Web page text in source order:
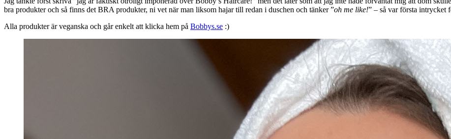
bra produkter och så finns det BRA produkter, ni vet när man liksom hajar till redan i duschen och tänker ”oh me like!” – så var första intrycket
Alla produkter är veganska och går enkelt att klicka hem på Bobbys.se :)